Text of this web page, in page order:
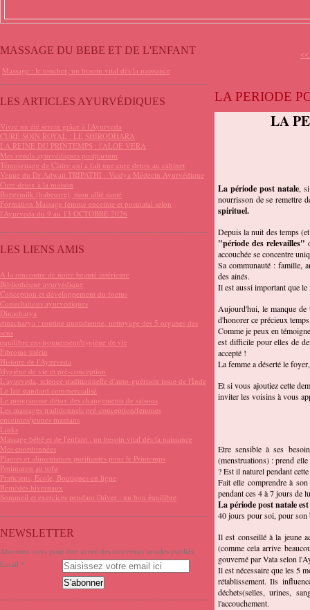
MASSAGE DU BEBE ET DE L'ENFANT
Massage : le toucher, un besoin vital dès la naissance
LES ARTICLES AYURVÉDIQUES
Vivre un été serein grâce à l'Ayurveda
CURE SOIN ROYAL : LE SHIRODHARA
LA REINE DU PRINTEMPS : l'ALOE VERA
Mes rituels ayurvédiques postpartum
Témoignage de Claire qui a fait une cure detox au cabinet
Venue du Dr Adwait TRIPATHI - Vaidya Médecin Ayurvédique
Cure detox à la maison
Buttermilk (babeurre), mon allié santé
Formation Massage femme enceinte et postnatal selon
l'Ayurveda du 9 au 13 OCTOBRE 2026
LES LIENS AMIS
A la rencontre de notre beauté intérieure
Bibliothèque ayurvédique
Conception et développement du foetus
Consultations ayurvédiques
Dinacharya
dinacharya : routine quotidienne, nettoyage des 5 organes des
sens
equilibre environnement/hygiène de vie
Fibrome utérin
Histoire de l'Ayurveda
Hygiène de vie et pré-conception
L'ayurveda, science traditionnelle d'auto-guérison issue de l'Inde
Le lait standard commercialisé
Le programme détox des changements de saisons
Les massages traditionnels pré-conception/femmes
enceintes/jeunes mamans
Links
Massage bébé et de l'enfant : un besoin vital dès la naissance
Mes coordonnées
Plantes et alimentation purifiantes pour le Printemps
Potimaron au tofu
Praticiens, Ecole, Boutiques en ligne
Remèdes hivernaux
Sommeil et exercices pendant l'hiver : un bon équilibre
NEWSLETTER
Abonnez-vous pour être averti des nouveaux articles publiés.
Email
<<
LA PERIODE
LA
La période post natale,
nourrisson de se remettre
spirituel.
Depuis la nuit des temps
"période des relevailles"
accouchée se concentre
Sa communauté : famille,
des ainés.
Il est aussi important que
Aujourd'hui, le manque de
d'honorer ce précieux
Comme je peux en
est difficile pour elles de
accepté !
La femme a déserté le
Et si vous ajoutiez cette
inviter les voisins à vous
Etre sensible à ses
(menstruations) : prend
? Est il naturel pendant
Fait elle comprendre à
pendant ces 4 à 7 jours de
La période post natale
40 jours pour soi, pour son
Il est conseillé à la jeune
(comme cela arrive
gouverné par Vata selon
Il est nécessaire que les 5
rétablissement. Ils
déchets(selles, urines,
l'accouchement.